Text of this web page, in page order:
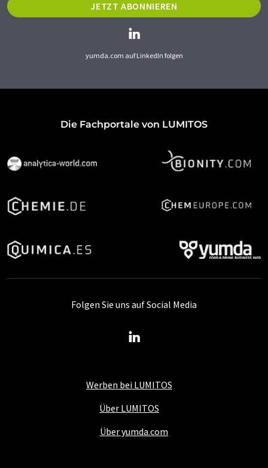
JETZT ABONNIEREN
yumda.com auf LinkedIn folgen
Die Fachportale von LUMITOS
Werben bei LUMITOS
Über LUMITOS
Über yumda.com
Folgen Sie uns auf Social Media